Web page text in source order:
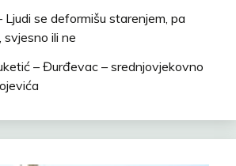
Ljudi se deformišu starenjem, pa
ili ne
– Đurđevac – srednjovjekovno